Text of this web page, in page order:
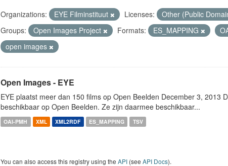
Organizations: EYE Filminstituut Licenses:
Other (Public
Groups:
Open Images Project Formats: ES_MAPPING
open images
Open Images - EYE
EYE plaatst meer dan 150 films op Open Beelden December 3, 2013
beschikbaar op Open Beelden. Ze zijn daarmee beschikbaar...
OAI-PMH XML XML2RDF ES_MAPPING TSV
You can also access this registry using the API (see API Docs).